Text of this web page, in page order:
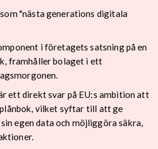
"nästa generations digitala
i företagets satsning på en
framhåller bolaget i ett
ett direkt svar på EU:s ambition att
vilket syftar till att ge
egen data och möjliggöra säkra,